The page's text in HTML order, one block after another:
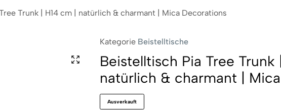
Trunk | H14 cm | natürlich & charmant | Mica Decorations
Kategorie Beistelltische
Beistelltisch Pia Tree Trunk |
natürlich & charmant |
Ausverkauft